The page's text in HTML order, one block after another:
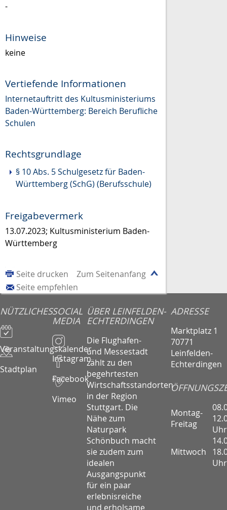
-
Hinweise
keine
Vertiefende Informationen
Internetauftritt des Kultusministeriums
Baden-Württemberg: Bereich Berufliche
Schulen
Rechtsgrundlage
§ 10 Abs. 5 Schulgesetz für Baden-
Württemberg (SchG) (Berufsschule)
Freigabevermerk
13.07.2023; Kultusministerium Baden-
Württemberg
Zum Seitenanfang
Seite drucken
Seite empfehlen
NÜTZLICHES
Veranstaltungskalender
Stadtplan
SOCIAL
MEDIA
Instagram
Facebook
Vimeo
ÜBER LEINFELDEN-
ECHTERDINGEN
Die Flughafen-
und Messestadt
zählt zu den
begehrtesten
Wirtschaftsstandorten
in der Region
Stuttgart. Die
Nähe zum
Naturpark
Schönbuch macht
sie zudem zum
idealen
Ausgangspunkt
für ein paar
erlebnisreiche
und erholsame
ADRESSE
Marktplatz 1
70771
Leinfelden-
Echterdingen
Montag-
Freitag
Uhr
Mittwoch
Uhr